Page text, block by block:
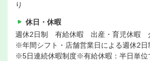
り
休日・休暇
週休2日制 有給休暇 出産・育児休暇
※年間シフト・店舗営業日による週休2
※5日連続休暇制度※有給休暇：半日単